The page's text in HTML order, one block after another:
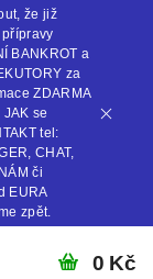
že již
přípravy
BANKROT a
za
ZDARMA
se
tel:
CHAT,
či
EURA
zpět.
0 Kč